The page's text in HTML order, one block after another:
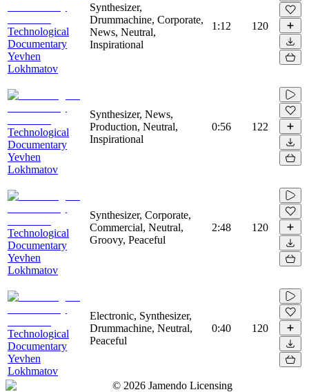
Technological
Documentary
Yevhen
Lokhmatov
Synthesizer,
Drummachine, Corporate,
News, Neutral,
Inspirational
1:12 120
Technological
Documentary
Yevhen
Lokhmatov
Synthesizer, News,
Production, Neutral,
Inspirational
0:56 122
Technological
Documentary
Yevhen
Lokhmatov
Synthesizer, Corporate,
Commercial, Neutral,
Groovy, Peaceful
2:48 120
Technological
Documentary
Yevhen
Lokhmatov
Electronic, Synthesizer,
Drummachine, Neutral,
Peaceful
0:40 120
© 2026 Jamendo Licensing